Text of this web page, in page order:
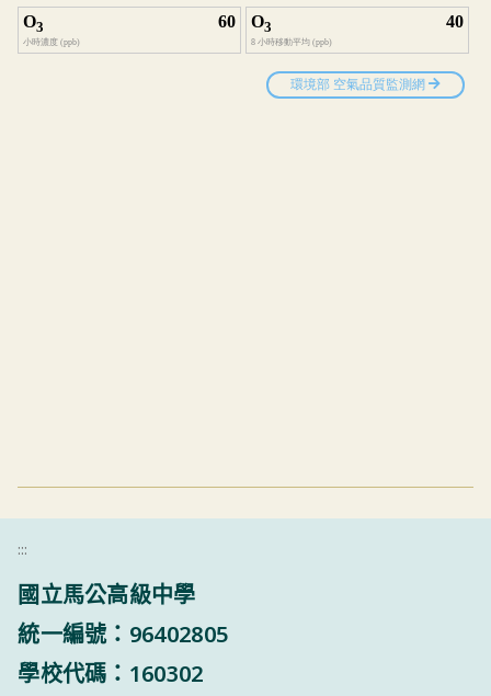
:::
國立馬公高級中學
統一編號：96402805
學校代碼：160302